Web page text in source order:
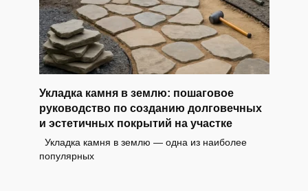
Укладка камня в землю: пошаговое
руководство по созданию долговечных
и эстетичных покрытий на участке
Укладка камня в землю — одна из наиболее
популярных